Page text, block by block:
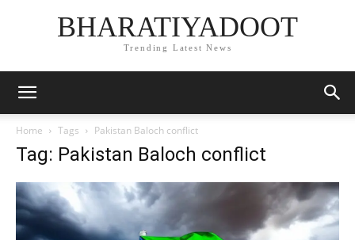
BHARATIYADOOT
Trending Latest News
Home Tags Pakistan Baloch conflict
Tag: Pakistan Baloch conflict